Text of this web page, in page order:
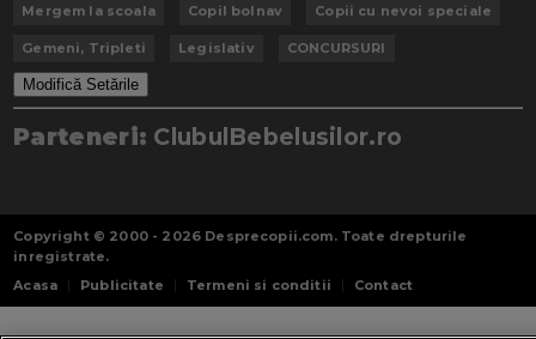
Mergem la scoala Copil bolnav Copii cu nevoi speciale
Gemeni, Tripleti Legislativ CONCURSURI
Modifică Setările
Parteneri: ClubulBebelusilor.ro
Copyright © 2000 - 2026 Desprecopii.com. Toate drepturile
inregistrate.
Acasa
Publicitate Termeni si conditii Contact